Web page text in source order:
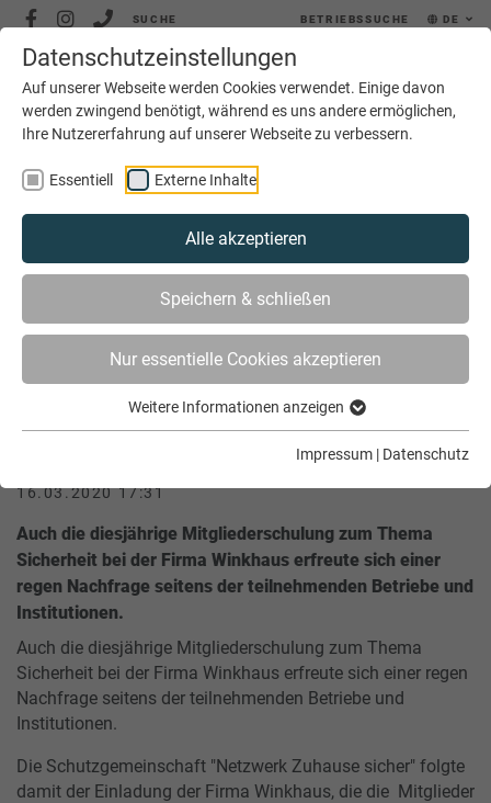
Datenschutzeinstellungen
Auf unserer Webseite werden Cookies verwendet. Einige davon
werden zwingend benötigt, während es uns andere ermöglichen,
Ihre Nutzererfahrung auf unserer Webseite zu verbessern.
Essentiell Externe Inhalte
Alle akzeptieren
Speichern & schließen
Nur essentielle Cookies akzeptieren
Weitere Informationen anzeigen
Impressum | Datenschutz
SUCHE BETRIEBSSUCHE DE
MENÜ
AKTUELLES
MITGLIEDERSCHULUNG BEI WINKHAUS
Mitgliederschulung bei Winkhaus
16.03.2020 17:31
Auch die diesjährige Mitgliederschulung zum Thema
Sicherheit bei der Firma Winkhaus erfreute sich einer
regen Nachfrage seitens der teilnehmenden Betriebe und
Institutionen.
Auch die diesjährige Mitgliederschulung zum Thema
Sicherheit bei der Firma Winkhaus erfreute sich einer regen
Nachfrage seitens der teilnehmenden Betriebe und
Institutionen.
Die Schutzgemeinschaft "Netzwerk Zuhause sicher" folgte
damit der Einladung der Firma Winkhaus, die die Mitglieder